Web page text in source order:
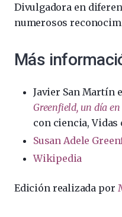
Divulgadora en
numerosos
Más
Javier San Martín
Greenfield, un día
con ciencia, Vidas
Susan Adele
Wikipedia
Edición realizada por